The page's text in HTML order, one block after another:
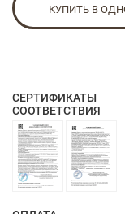
КУПИТЬ В
СЕРТИФИКАТЫ
СООТВЕТСТВИЯ